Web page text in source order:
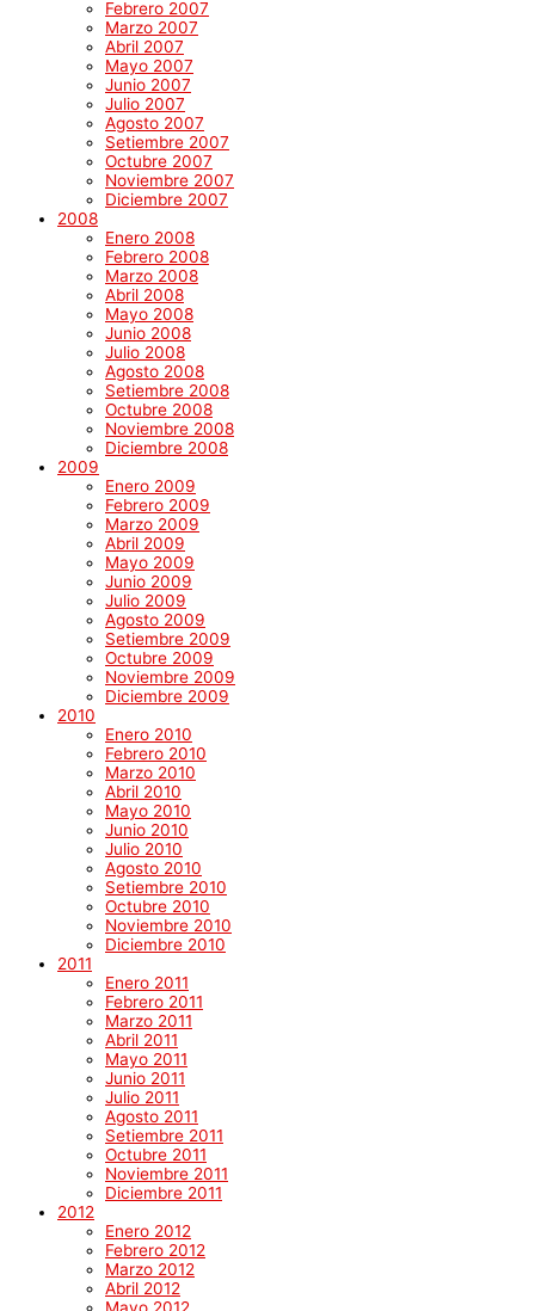
Febrero 2007
Marzo 2007
Abril 2007
Mayo 2007
Junio 2007
Julio 2007
Agosto 2007
Setiembre 2007
Octubre 2007
Noviembre 2007
Diciembre 2007
2008
Enero 2008
Febrero 2008
Marzo 2008
Abril 2008
Mayo 2008
Junio 2008
Julio 2008
Agosto 2008
Setiembre 2008
Octubre 2008
Noviembre 2008
Diciembre 2008
2009
Enero 2009
Febrero 2009
Marzo 2009
Abril 2009
Mayo 2009
Junio 2009
Julio 2009
Agosto 2009
Setiembre 2009
Octubre 2009
Noviembre 2009
Diciembre 2009
2010
Enero 2010
Febrero 2010
Marzo 2010
Abril 2010
Mayo 2010
Junio 2010
Julio 2010
Agosto 2010
Setiembre 2010
Octubre 2010
Noviembre 2010
Diciembre 2010
2011
Enero 2011
Febrero 2011
Marzo 2011
Abril 2011
Mayo 2011
Junio 2011
Julio 2011
Agosto 2011
Setiembre 2011
Octubre 2011
Noviembre 2011
Diciembre 2011
2012
Enero 2012
Febrero 2012
Marzo 2012
Abril 2012